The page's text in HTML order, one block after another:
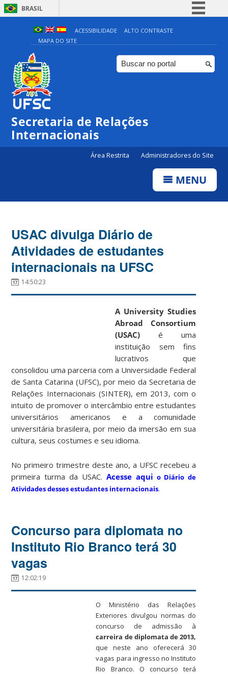
BRASIL
Simplifique!
Comunica BR
Participe
ACESSIBILIDADE
ALTO CONTRASTE
MAPA DO SITE
Secretaria de Relações
Internacionais
Área Restrita Administradores do Site
MENU
USAC divulga Diário de
Atividades de estudantes
internacionais na UFSC
14:50:23
A University Studies
Abroad Consortium
(USAC) é uma
instituição sem fins
lucrativos que
consolidou uma parceria com a Universidade Federal
de Santa Catarina (UFSC), por meio da Secretaria de
Relações Internacionais (SINTER), em 2013, com o
intuito de promover o intercâmbio entre estudantes
universitários americanos e a comunidade
universitária brasileira, por meio da imersão em sua
cultura, seus costumes e seu idioma.
No primeiro trimestre deste ano, a UFSC recebeu a
primeira turma da USAC. Acesse aqui o Diário de
Atividades desses estudantes internacionais.
Concurso para diplomata no
Instituto Rio Branco terá 30
vagas
12:02:19
O Ministério das Relações
Exteriores divulgou normas do
concurso de admissão à
carreira de diplomata de 2013,
que neste ano oferecerá 30
vagas para ingresso no Instituto
Rio Branco. O concurso terá